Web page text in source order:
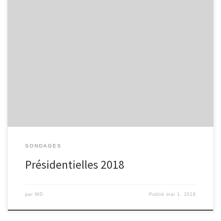
SONDAGES
Présidentielles 2018
par MD Publiémai 1, 2018